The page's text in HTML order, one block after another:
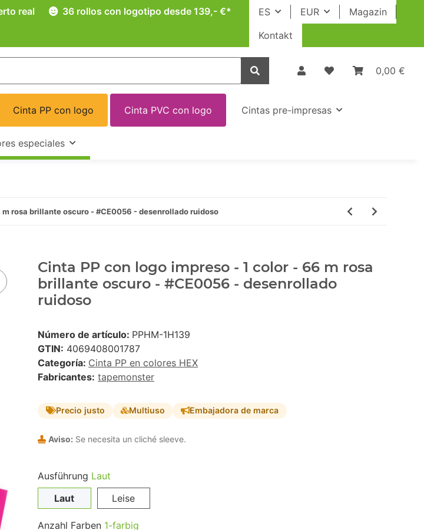
ES EUR
Magazin
Kontakt
real
36 rollos con logotipo desde 139,- €*
0,00 €
Cinta PP con logo Cinta PVC con logo Cintas pre-impresas
especiales
rosa brillante oscuro - #CE0056 - desenrollado ruidoso
Cinta PP con logo impreso - 1 color - 66 m rosa
brillante oscuro - #CE0056 - desenrollado
ruidoso
Número de artículo: PPHM-1H139
GTIN: 4069408001787
Categoría: Cinta PP en colores HEX
Fabricantes: tapemonster
Precio justo Multiuso Embajadora de marca
Aviso: Se necesita un cliché sleeve.
Ausführung Laut
Laut
Leise
Anzahl Farben 1-farbig